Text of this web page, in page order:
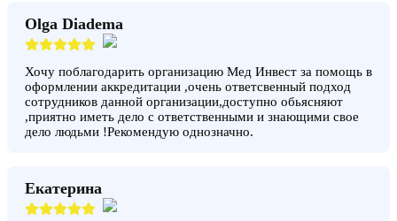
Olga Diadema
Хочу поблагодарить организацию Мед Инвест за помощь в
оформлении аккредитации ,очень ответсвенный подход
сотрудников данной организации,доступно обьясняют
,приятно иметь дело с ответственными и знающими свое
дело людьми !Рекомендую однозначно.
Екатерина